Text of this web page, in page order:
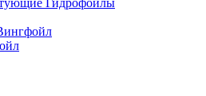
Гидрофойлы